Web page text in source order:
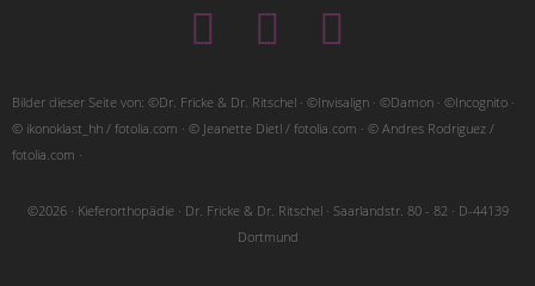
Bilder dieser Seite von: ©Dr. Fricke & Dr. Ritschel · ©Invisalign · ©Damon · ©Incognito ·
© ikonoklast_hh / fotolia.com · © Jeanette Dietl / fotolia.com · © Andres Rodriguez /
fotolia.com ·
©2026 · Kieferorthopädie · Dr. Fricke & Dr. Ritschel · Saarlandstr. 80 - 82 · D-44139
Dortmund